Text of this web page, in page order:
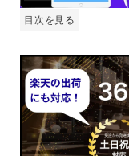
目次を見る